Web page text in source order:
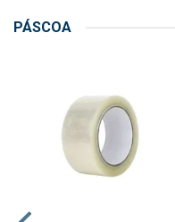
PÁSCOA